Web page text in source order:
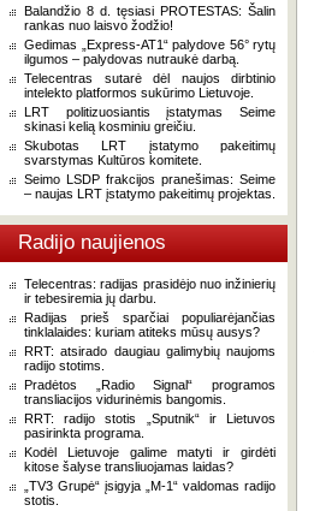
Balandžio 8 d. tęsiasi PROTESTAS: Šalin
rankas nuo laisvo žodžio!
Gedimas „Express-AT1“ palydove 56° rytų
ilgumos – palydovas nutraukė darbą.
Telecentras sutarė dėl naujos dirbtinio
intelekto platformos sukūrimo Lietuvoje.
LRT politizuosiantis įstatymas Seime
skinasi kelią kosminiu greičiu.
Skubotas LRT įstatymo pakeitimų
svarstymas Kultūros komitete.
Seimo LSDP frakcijos pranešimas: Seime
– naujas LRT įstatymo pakeitimų projektas.
Radijo naujienos
Telecentras: radijas prasidėjo nuo inžinierių
ir tebesiremia jų darbu.
Radijas prieš sparčiai populiarėjančias
tinklalaides: kuriam atiteks mūsų ausys?
RRT: atsirado daugiau galimybių naujoms
radijo stotims.
Pradėtos „Radio Signal“ programos
transliacijos vidurinėmis bangomis.
RRT: radijo stotis „Sputnik“ ir Lietuvos
pasirinkta programa.
Kodėl Lietuvoje galime matyti ir girdėti
kitose šalyse transliuojamas laidas?
„TV3 Grupė“ įsigyja „M-1“ valdomas radijo
stotis.